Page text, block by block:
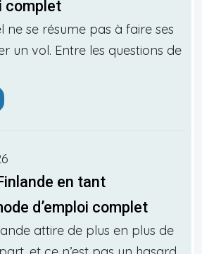
complet
ne se résume pas à faire ses
un vol. Entre les questions de
en tant
d’emploi complet
attire de plus en plus de